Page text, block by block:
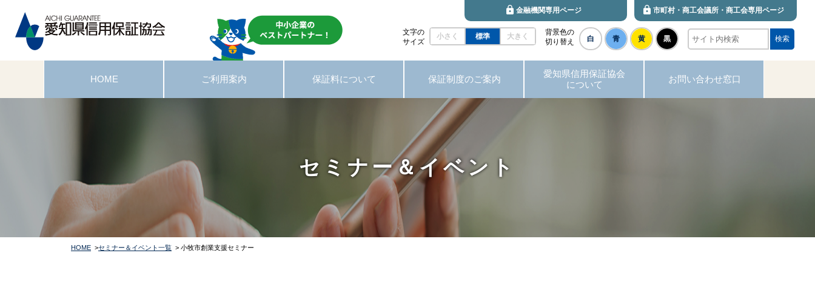
金融機関専用ページ 市町村・商工会議所・商工会専用ページ
文字の
サイズ
小さく 標準 大きく
背景色の
切り替え
白 青 黄 黒 検索
HOME ご利用案内 保証料について 保証制度のご案内
愛知県信用保証協会
について
お問い合わせ窓口
セミナー＆イベント
HOME >セミナー＆イベント一覧 > 小牧市創業支援セミナー